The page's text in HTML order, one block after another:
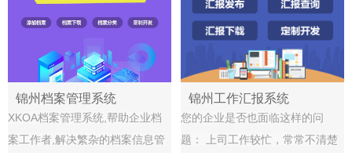
锦州档案管理系统
XKOA档案管理系统,帮助企业档
案工作者,解决繁杂的档案信息管
锦州工作汇报系统
您的企业是否也面临这样的问
题： 上司工作较忙，常常不清楚